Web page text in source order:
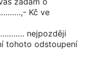
Kč ve
nejpozději
tohoto odstoupení